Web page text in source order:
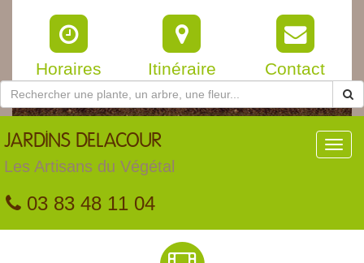
Horaires Itinéraire Contact
JARDINS DELACOUR
Les Artisans du Végétal
03 83 48 11 04